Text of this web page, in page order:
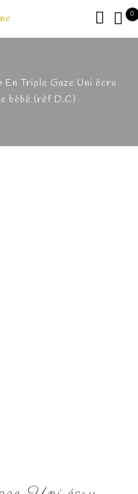
0
En Triple Gaze Uni écru
bébé (rèf D.C)